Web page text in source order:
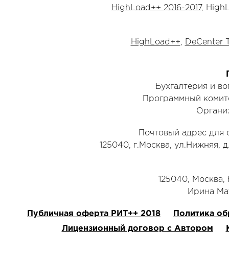
HighLoad++ 2016-2017,
HighLoad++, DeCenter
Бухгалтерия и
Программный
Почтовый адрес для
125040, г.Москва, ул.Нижняя,
125040,
‭Ирина
Публичная оферта РИТ++ 2018
Политика
Лицензионный договор с Автором